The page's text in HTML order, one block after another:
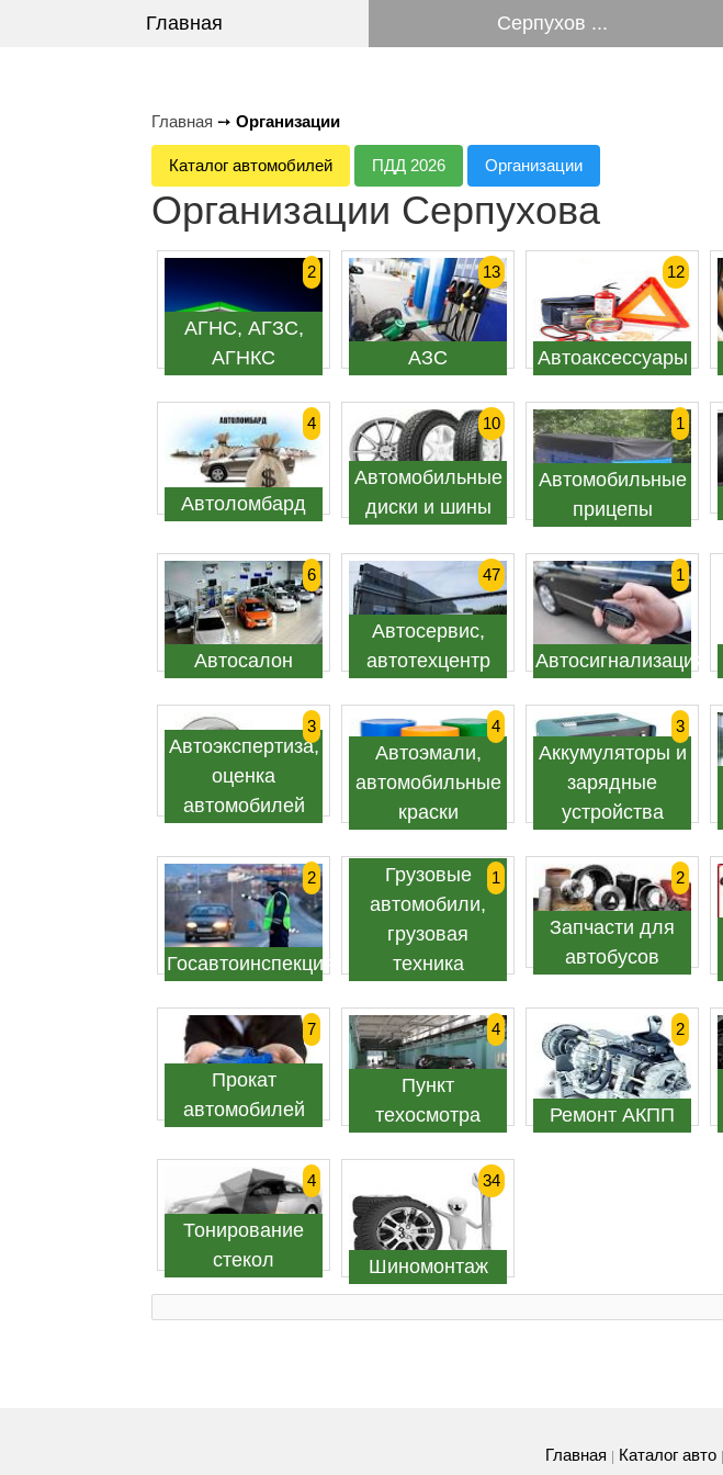
Главная Серпухов ...
Главная ➙ Организации
Каталог автомобилей ПДД 2026 Организации
Организации Серпухова
АГНС, АГЗС,
АГНКС
2
АЗС
13
Автоаксессуары
12
Автоломбард
4
Автомобильные
диски и шины
10
Автомобильные
прицепы
1
Автосалон
6
Автосервис,
автотехцентр
47
Автосигнализация
1
Автоэкспертиза,
оценка
автомобилей
3
Автоэмали,
автомобильные
краски
4
Аккумуляторы и
зарядные
устройства
3
Госавтоинспекция
2
Грузовые
автомобили,
грузовая
техника
1
Запчасти для
автобусов
2
Прокат
автомобилей
7
Пункт
техосмотра
4
Ремонт АКПП
2
Тонирование
стекол
4
Шиномонтаж
34
Главная Каталог авто